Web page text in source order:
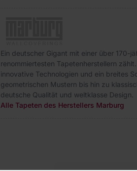
Ein deutscher Gigant mit einer über 170-
renommiertesten Tapetenherstellern
innovative Technologien und ein breites
geometrischen Mustern bis hin zu
deutsche Qualität und weltklasse Design.
Alle Tapeten des Herstellers Marburg